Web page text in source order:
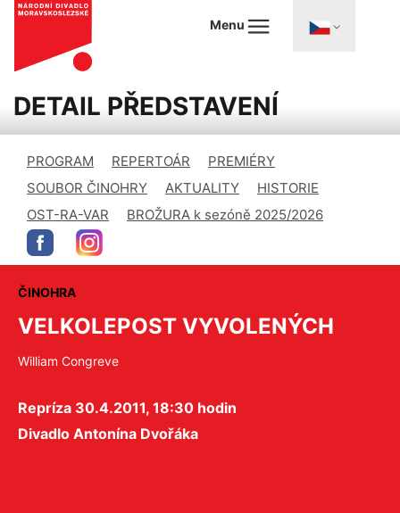
Menu
DETAIL PŘEDSTAVENÍ
PROGRAM REPERTOÁR
PREMIÉRY
SOUBOR ČINOHRY
AKTUALITY
HISTORIE
OST-RA-VAR
BROŽURA k sezóně 2025/2026
ČINOHRA
VELKOLEPOST VYVOLENÝCH
William Congreve
Repríza 30.4.2011, 18:30 hodin
Divadlo Antonína Dvořáka